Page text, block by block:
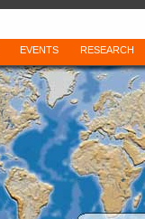
EVENTS RESEARCH